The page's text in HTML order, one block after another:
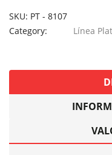
SKU: PT - 8107
Category:
Línea